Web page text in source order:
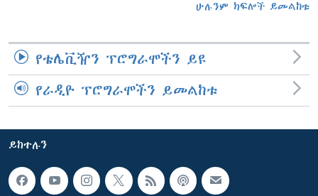
ሁሉንም ክፍሎች ይመልከቱ
የቴሌቪዥን ፕሮግራሞችን ይዩ
የራዲዮ ፕሮግራሞችን ይመልከቱ
ይከተሉን